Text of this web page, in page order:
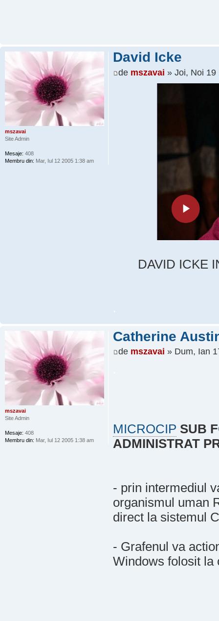
David Icke
de mszavai » Joi, Noi
DAVID ICKE
.
mszavai
Site Admin
Mesaje: 408
Membru din: Mar, Iul 12 2005 1:38 am
Catherine
de mszavai » Dum, Ian
MICROCIP SUB
ADMINISTRAT
- prin intermediul
organismul uman
direct la sistemul
- Grafenul va
Windows folosit la
mszavai
Site Admin
Mesaje: 408
Membru din: Mar, Iul 12 2005 1:38 am